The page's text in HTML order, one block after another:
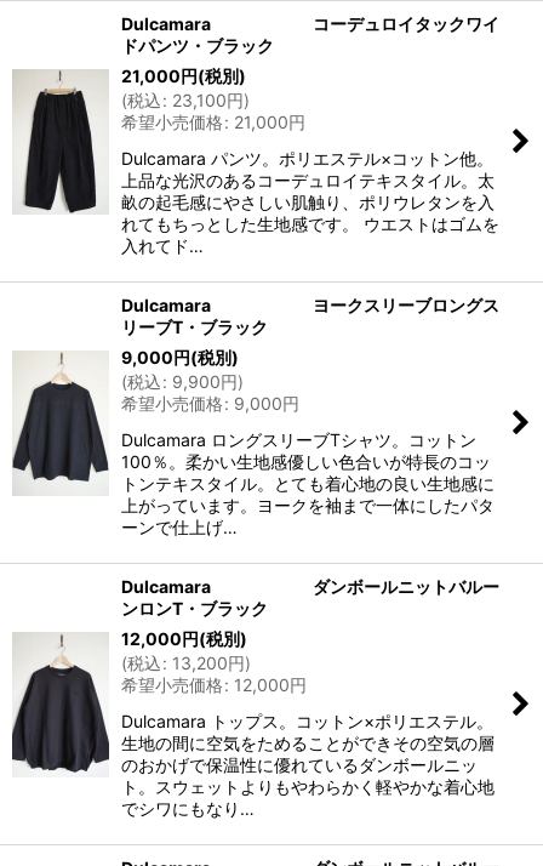
Dulcamara コーデュロイタックワイ
ドパンツ・ブラック
21,000円(税別)
(税込: 23,100円)
希望小売価格: 21,000円
Dulcamara パンツ。ポリエステル×コットン他。
上品な光沢のあるコーデュロイテキスタイル。太
畝の起毛感にやさしい肌触り、ポリウレタンを入
れてもちっとした生地感です。 ウエストはゴムを
入れてド…
Dulcamara ヨークスリーブロングス
リーブT・ブラック
9,000円(税別)
(税込: 9,900円)
希望小売価格: 9,000円
Dulcamara ロングスリーブTシャツ。コットン
100％。柔かい生地感優しい色合いが特長のコッ
トンテキスタイル。とても着心地の良い生地感に
上がっています。ヨークを袖まで一体にしたパタ
ーンで仕上げ…
Dulcamara ダンボールニットバルー
ンロンT・ブラック
12,000円(税別)
(税込: 13,200円)
希望小売価格: 12,000円
Dulcamara トップス。コットン×ポリエステル。
生地の間に空気をためることができその空気の層
のおかげで保温性に優れているダンボールニッ
ト。スウェットよりもやわらかく軽やかな着心地
でシワにもなり…